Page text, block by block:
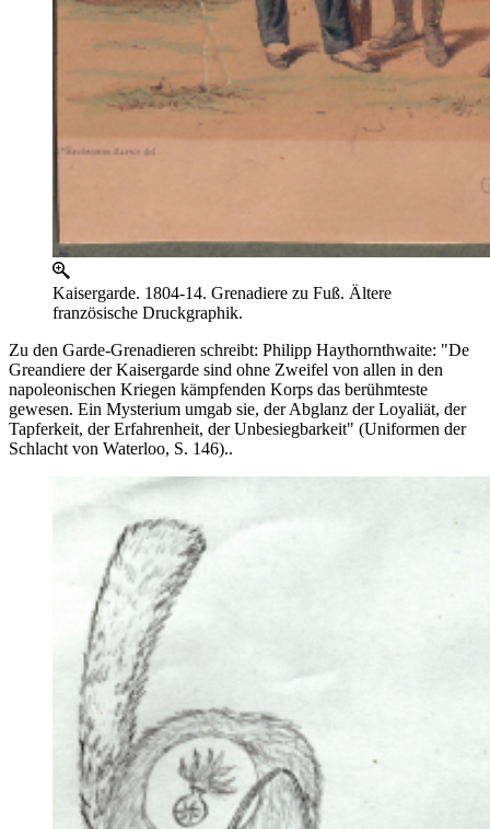
Kaisergarde. 1804-14. Grenadiere zu Fuß. Ältere
französische Druckgraphik.
Zu den Garde-Grenadieren schreibt: Philipp Haythornthwaite: "De
Greandiere der Kaisergarde sind ohne Zweifel von allen in den
napoleonischen Kriegen kämpfenden Korps das berühmteste
gewesen. Ein Mysterium umgab sie, der Abglanz der Loyaliät, der
Tapferkeit, der Erfahrenheit, der Unbesiegbarkeit" (Uniformen der
Schlacht von Waterloo, S. 146)..